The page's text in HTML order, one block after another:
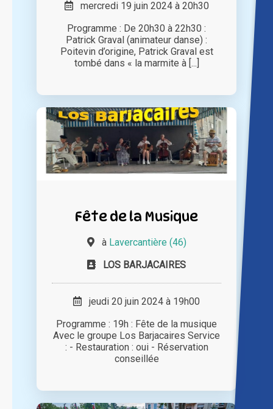
mercredi 19 juin 2024 à 20h30
Programme : De 20h30 à 22h30 :
Patrick Graval (animateur danse) :
Poitevin d’origine, Patrick Graval est
tombé dans « la marmite à [...]
Fête de la Musique
à Lavercantière (46)
LOS BARJACAIRES
jeudi 20 juin 2024 à 19h00
Programme : 19h : Fête de la musique
Avec le groupe Los Barjacaires Service
: - Restauration : oui - Réservation
conseillée